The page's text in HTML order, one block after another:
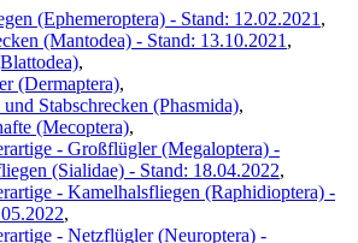
(Ephemeroptera) - Stand: 12.02.2021 ,
(Mantodea) - Stand: 13.10.2021 ,
,
(Dermaptera),
und Stabschrecken (Phasmida),
(Mecoptera),
- Großflügler (Megaloptera) -
(Sialidae) - Stand: 18.04.2022,
- Kamelhalsfliegen (Raphidioptera) -
,
- Netzflügler (Neuroptera) -